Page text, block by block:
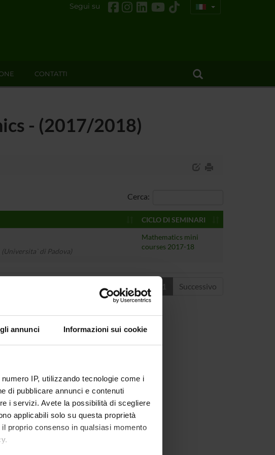
annunci Informazioni sui cookie
IP, utilizzando tecnologie come i
di pubblicare annunci e contenuti
i servizi. Avete la possibilità di scegliere
applicabili solo su questa proprietà
proprio consenso in qualsiasi momento
Segui su
CONTATTI
- (2017/2018)
Cerca:
CICLO DI SEMINARI
(Universita` di Padova)
Mathematics mini
courses 2017-18
Precedente 1
Successivo